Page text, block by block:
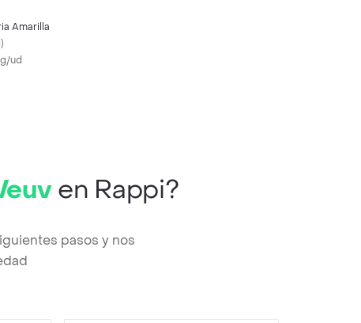
Amarilla
)
ud
en Rappi?
pasos y nos